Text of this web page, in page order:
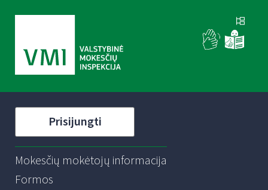
Prisijungti
Mokesčių mokėtojų informacija
Formos